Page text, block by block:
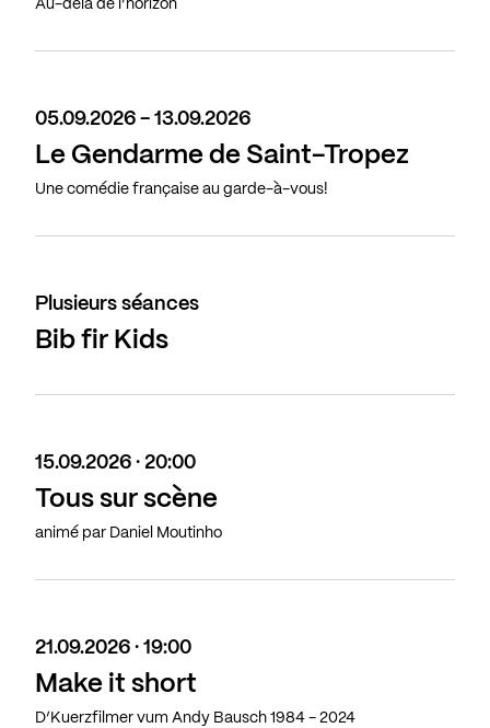
Au-delà de l’horizon
05.09.2026 - 13.09.2026
Le Gendarme de Saint-Tropez
Une comédie française au garde-à-vous!
Plusieurs séances
Bib fir Kids
15.09.2026 · 20:00
Tous sur scène
animé par Daniel Moutinho
21.09.2026 · 19:00
Make it short
D’Kuerzfilmer vum Andy Bausch 1984 - 2024